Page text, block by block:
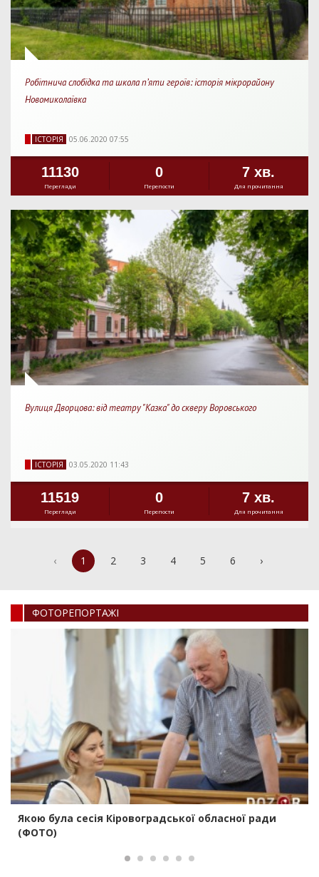
Робітнича слобідка та школа п’яти героїв: історія мікрорайону
Новомиколаївка
IСТОРIЯ 05.06.2020 07:55
11130
Перегляди
0
Перепости
7 хв.
Для прочитання
Вулиця Дворцова: від театру "Казка" до скверу Воровського
IСТОРIЯ 03.05.2020 11:43
11519
Перегляди
0
Перепости
7 хв.
Для прочитання
‹ 1 2 3 4 5 6 ›
ФОТОРЕПОРТАЖI
Якою була сесія Кіровоградської обласної ради
(ФОТО)